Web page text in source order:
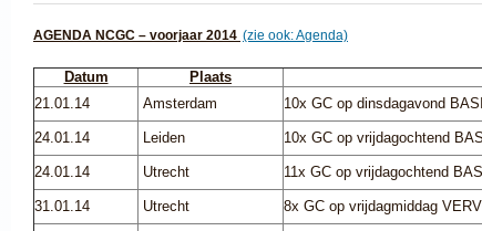
AGENDA NCGC – voorjaar 2014 (zie ook: Agenda)
Datum Plaats
21.01.14
Amsterdam 10x GC op dinsdagavond
24.01.14 Leiden 10x GC op vrijdagochtend
24.01.14 Utrecht 11x GC op vrijdagochtend
31.01.14 Utrecht 8x GC op vrijdagmiddag